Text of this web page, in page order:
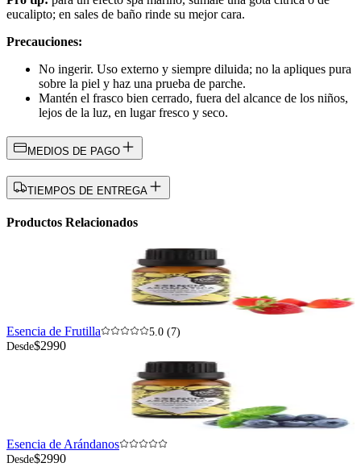
eucalipto; en sales de baño rinde su mejor cara.
Precauciones:
No ingerir. Uso externo y siempre diluida; no la apliques pura
sobre la piel y haz una prueba de parche.
Mantén el frasco bien cerrado, fuera del alcance de los niños,
lejos de la luz, en lugar fresco y seco.
MEDIOS DE PAGO
TIEMPOS DE ENTREGA
Productos Relacionados
Esencia de Frutilla
5.0 (7)
Desde$2990
Esencia de Arándanos
Desde$2990